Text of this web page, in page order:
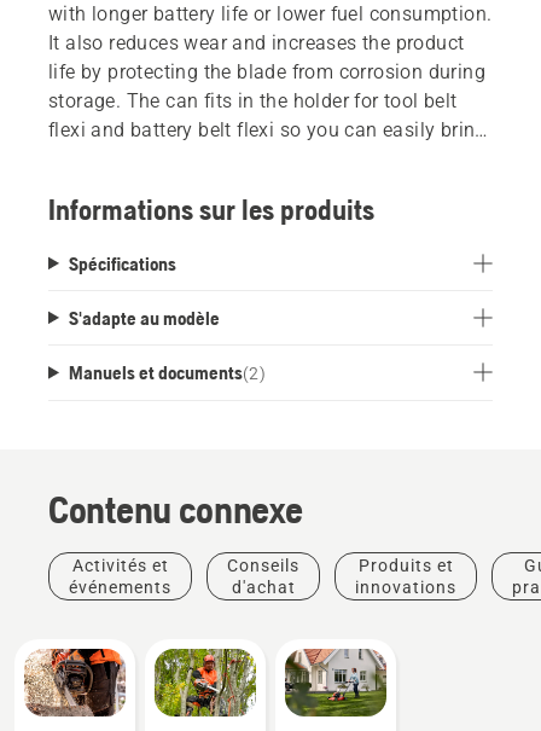
with longer battery life or lower fuel consumption.
It also reduces wear and increases the product
life by protecting the blade from corrosion during
storage. The can fits in the holder for tool belt
flexi and battery belt flexi so you can easily bring
Informations sur les produits
Spécifications
S'adapte au modèle
Manuels et documents(2)
Contenu connexe
Activités et
événements
Conseils
d'achat
Produits et
innovations